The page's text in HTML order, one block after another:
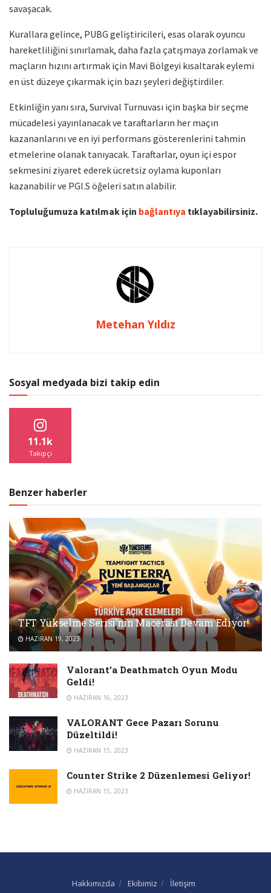
savaşacak.
Kurallara gelince, PUBG geliştiricileri, esas olarak oyuncu
hareketliliğini sınırlamak, daha fazla çatışmaya zorlamak ve
maçların hızını artırmak için Mavi Bölgeyi kısaltarak eylemi
en üst düzeye çıkarmak için bazı şeyleri değiştirdiler.
Etkinliğin yanı sıra, Survival Turnuvası için başka bir seçme
mücadelesi yayınlanacak ve taraftarların her maçın
kazananlarını ve en iyi performans gösterenlerini tahmin
etmelerine olanak tanıyacak. Taraftarlar, oyun içi espor
sekmesini ziyaret ederek ücretsiz oylama kuponları
kazanabilir ve PGI.S öğeleri satın alabilir.
Topluluğumuza katılmak için bağlantıya tıklayabilirsiniz.
Metehan Yıldız
Sosyal medyada bizi takip edin
11.1k
Takipçi
Benzer haberler
TFT Yükselme Serisi’nin Macerası Devam Ediyor!
HAZIRAN 19, 2023
Valorant’a Deathmatch Oyun Modu
Geldi!
HAZIRAN 16, 2023
VALORANT Gece Pazarı Sorunu
Düzeltildi!
HAZIRAN 15, 2023
Counter Strike 2 Düzenlemesi Geliyor!
HAZIRAN 15, 2023
Hakkımızda Ekibimiz İletişim